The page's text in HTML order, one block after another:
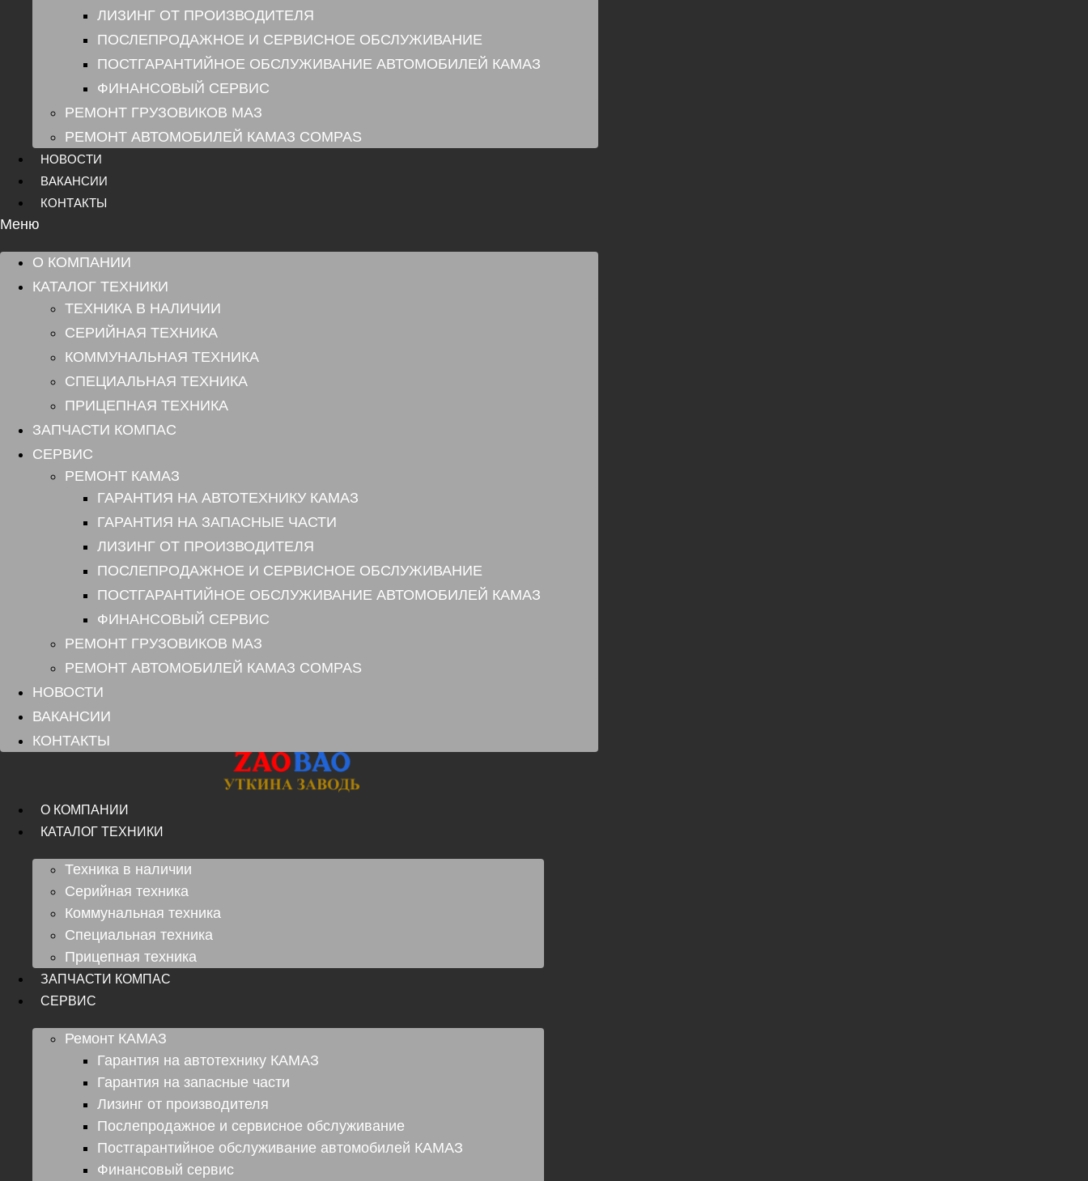
ЛИЗИНГ ОТ ПРОИЗВОДИТЕЛЯ
ПОСЛЕПРОДАЖНОЕ И СЕРВИСНОЕ ОБСЛУЖИВАНИЕ
ПОСТГАРАНТИЙНОЕ ОБСЛУЖИВАНИЕ АВТОМОБИЛЕЙ КАМАЗ
ФИНАНСОВЫЙ СЕРВИС
РЕМОНТ ГРУЗОВИКОВ МАЗ
РЕМОНТ АВТОМОБИЛЕЙ КАМАЗ COMPAS
НОВОСТИ
ВАКАНСИИ
КОНТАКТЫ
Меню
О КОМПАНИИ
КАТАЛОГ ТЕХНИКИ
ТЕХНИКА В НАЛИЧИИ
СЕРИЙНАЯ ТЕХНИКА
КОММУНАЛЬНАЯ ТЕХНИКА
СПЕЦИАЛЬНАЯ ТЕХНИКА
ПРИЦЕПНАЯ ТЕХНИКА
ЗАПЧАСТИ КОМПАС
СЕРВИС
РЕМОНТ КАМАЗ
ГАРАНТИЯ НА АВТОТЕХНИКУ КАМАЗ
ГАРАНТИЯ НА ЗАПАСНЫЕ ЧАСТИ
ЛИЗИНГ ОТ ПРОИЗВОДИТЕЛЯ
ПОСЛЕПРОДАЖНОЕ И СЕРВИСНОЕ ОБСЛУЖИВАНИЕ
ПОСТГАРАНТИЙНОЕ ОБСЛУЖИВАНИЕ АВТОМОБИЛЕЙ КАМАЗ
ФИНАНСОВЫЙ СЕРВИС
РЕМОНТ ГРУЗОВИКОВ МАЗ
РЕМОНТ АВТОМОБИЛЕЙ КАМАЗ COMPAS
НОВОСТИ
ВАКАНСИИ
КОНТАКТЫ
О КОМПАНИИ
КАТАЛОГ ТЕХНИКИ
Техника в наличии
Серийная техника
Коммунальная техника
Специальная техника
Прицепная техника
ЗАПЧАСТИ КОМПАС
СЕРВИС
Ремонт КАМАЗ
Гарантия на автотехнику КАМАЗ
Гарантия на запасные части
Лизинг от производителя
Послепродажное и сервисное обслуживание
Постгарантийное обслуживание автомобилей КАМАЗ
Финансовый сервис